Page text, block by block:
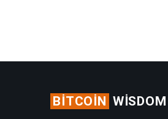
BITCOIN WISDOM